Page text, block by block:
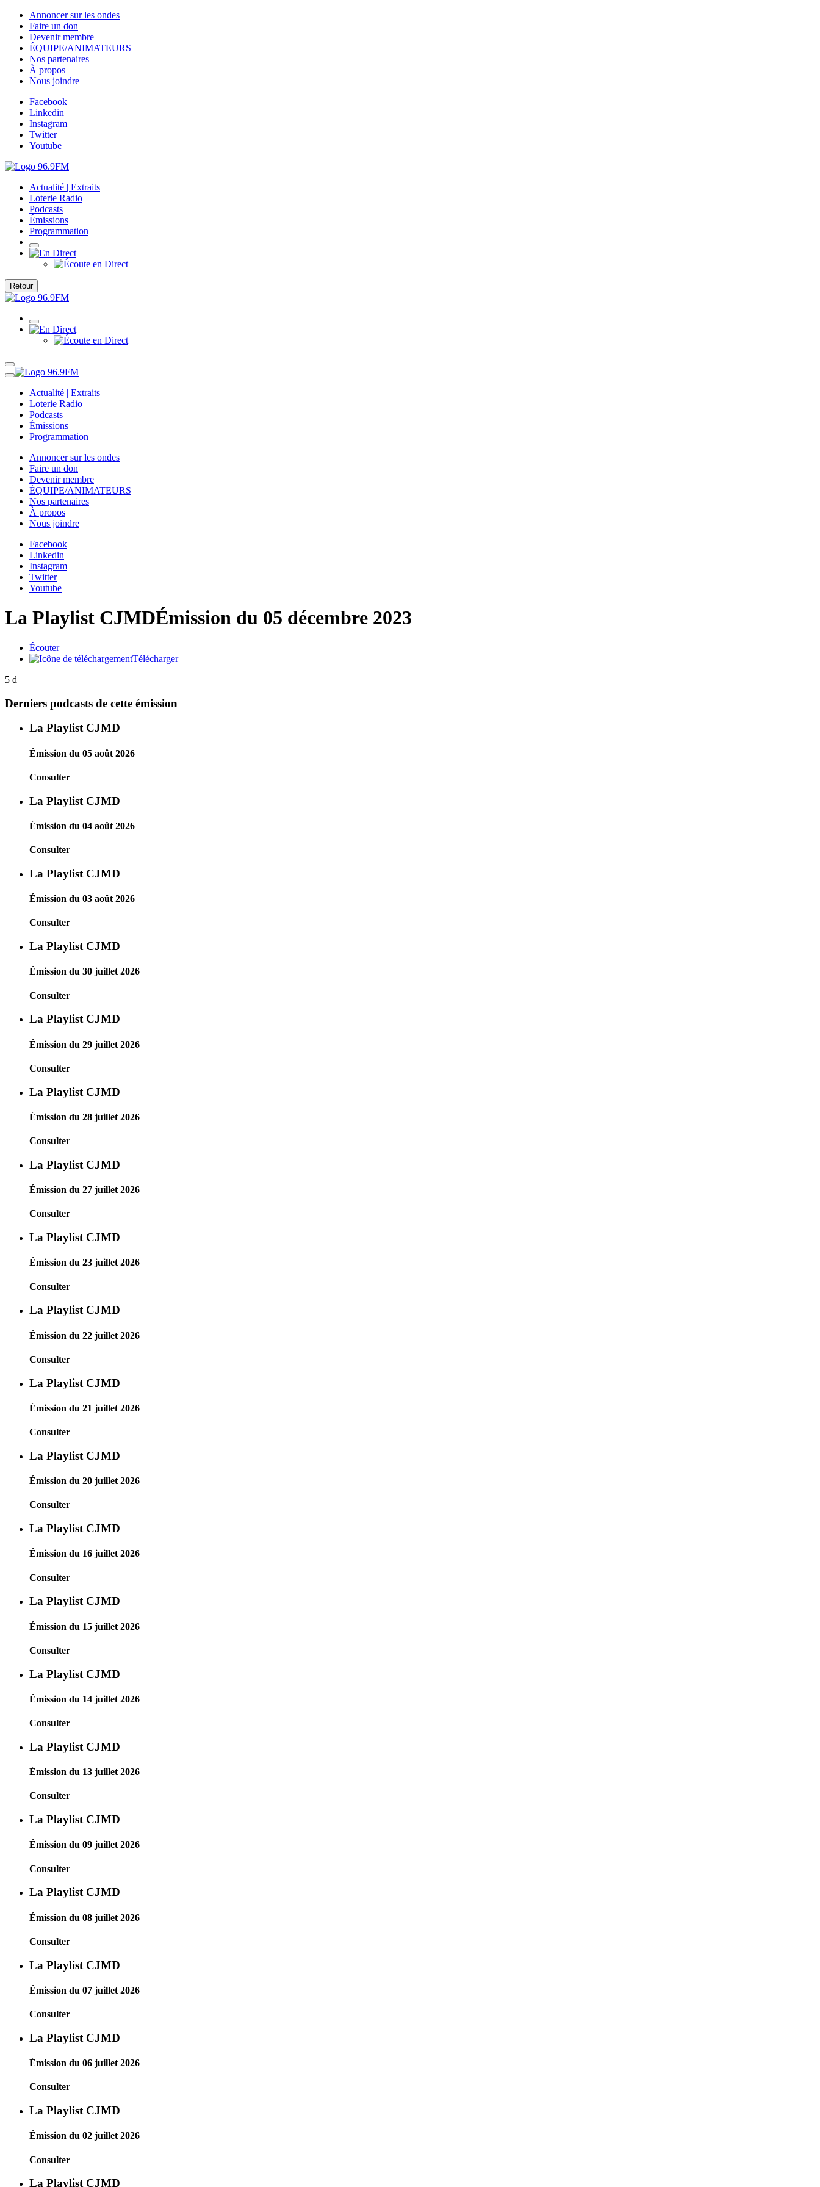
Annoncer sur les ondes
Faire un don
Devenir membre
ÉQUIPE/ANIMATEURS
Nos partenaires
À propos
Nous joindre
Facebook
Linkedin
Instagram
Twitter
Youtube
Actualité | Extraits
Loterie Radio
Podcasts
Émissions
Programmation
Retour
Actualité | Extraits
Loterie Radio
Podcasts
Émissions
Programmation
Annoncer sur les ondes
Faire un don
Devenir membre
ÉQUIPE/ANIMATEURS
Nos partenaires
À propos
Nous joindre
Facebook
Linkedin
Instagram
Twitter
Youtube
La Playlist CJMDÉmission du 05 décembre 2023
Écouter
Télécharger
5 d
Derniers podcasts de cette émission
La Playlist CJMD
Émission du 05 août 2026
Consulter
La Playlist CJMD
Émission du 04 août 2026
Consulter
La Playlist CJMD
Émission du 03 août 2026
Consulter
La Playlist CJMD
Émission du 30 juillet 2026
Consulter
La Playlist CJMD
Émission du 29 juillet 2026
Consulter
La Playlist CJMD
Émission du 28 juillet 2026
Consulter
La Playlist CJMD
Émission du 27 juillet 2026
Consulter
La Playlist CJMD
Émission du 23 juillet 2026
Consulter
La Playlist CJMD
Émission du 22 juillet 2026
Consulter
La Playlist CJMD
Émission du 21 juillet 2026
Consulter
La Playlist CJMD
Émission du 20 juillet 2026
Consulter
La Playlist CJMD
Émission du 16 juillet 2026
Consulter
La Playlist CJMD
Émission du 15 juillet 2026
Consulter
La Playlist CJMD
Émission du 14 juillet 2026
Consulter
La Playlist CJMD
Émission du 13 juillet 2026
Consulter
La Playlist CJMD
Émission du 09 juillet 2026
Consulter
La Playlist CJMD
Émission du 08 juillet 2026
Consulter
La Playlist CJMD
Émission du 07 juillet 2026
Consulter
La Playlist CJMD
Émission du 06 juillet 2026
Consulter
La Playlist CJMD
Émission du 02 juillet 2026
Consulter
La Playlist CJMD